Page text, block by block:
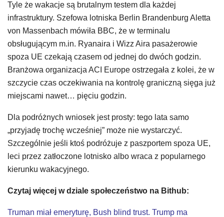
Tyle że wakacje są brutalnym testem dla każdej
infrastruktury. Szefowa lotniska Berlin Brandenburg Aletta
von Massenbach mówiła BBC, że w terminalu
obsługującym m.in. Ryanaira i Wizz Aira pasażerowie
spoza UE czekają czasem od jednej do dwóch godzin.
Branżowa organizacja ACI Europe ostrzegała z kolei, że w
szczycie czas oczekiwania na kontrolę graniczną sięga już
miejscami nawet… pięciu godzin.
Dla podróżnych wniosek jest prosty: tego lata samo
„przyjadę trochę wcześniej” może nie wystarczyć.
Szczególnie jeśli ktoś podróżuje z paszportem spoza UE,
leci przez zatłoczone lotnisko albo wraca z popularnego
kierunku wakacyjnego.
Czytaj więcej w dziale społeczeństwo na Bithub:
Truman miał emeryturę, Bush blind trust. Trump ma